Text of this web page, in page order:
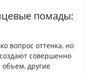
помады:
вопрос оттенка, но
совершенно
другие